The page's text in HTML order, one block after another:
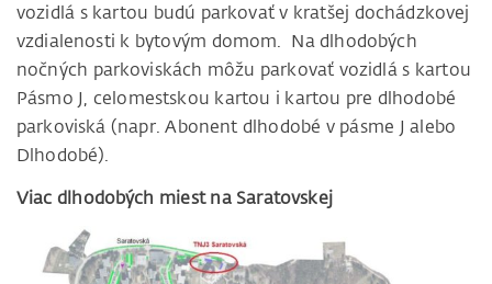
vozidlá s kartou budú parkovať v kratšej dochádzkovej
vzdialenosti k bytovým domom. Na dlhodobých
nočných parkoviskách môžu parkovať vozidlá s kartou
Pásmo J, celomestskou kartou i kartou pre dlhodobé
parkoviská (napr. Abonent dlhodobé v pásme J alebo
Dlhodobé).
Viac dlhodobých miest na Saratovskej